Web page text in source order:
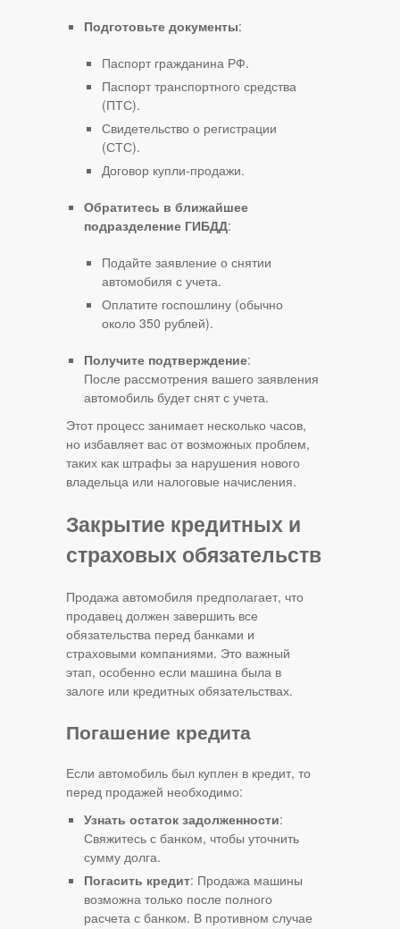
Подготовьте документы:
Паспорт гражданина РФ.
Паспорт транспортного средства
(ПТС).
Свидетельство о регистрации
(СТС).
Договор купли-продажи.
Обратитесь в ближайшее
подразделение ГИБДД:
Подайте заявление о снятии
автомобиля с учета.
Оплатите госпошлину (обычно
около 350 рублей).
Получите подтверждение:
После рассмотрения вашего заявления
автомобиль будет снят с учета.
Этот процесс занимает несколько часов,
но избавляет вас от возможных проблем,
таких как штрафы за нарушения нового
владельца или налоговые начисления.
Закрытие кредитных и
страховых обязательств
Продажа автомобиля предполагает, что
продавец должен завершить все
обязательства перед банками и
страховыми компаниями. Это важный
этап, особенно если машина была в
залоге или кредитных обязательствах.
Погашение кредита
Если автомобиль был куплен в кредит, то
перед продажей необходимо:
Узнать остаток задолженности:
Свяжитесь с банком, чтобы уточнить
сумму долга.
Погасить кредит: Продажа машины
возможна только после полного
расчета с банком. В противном случае